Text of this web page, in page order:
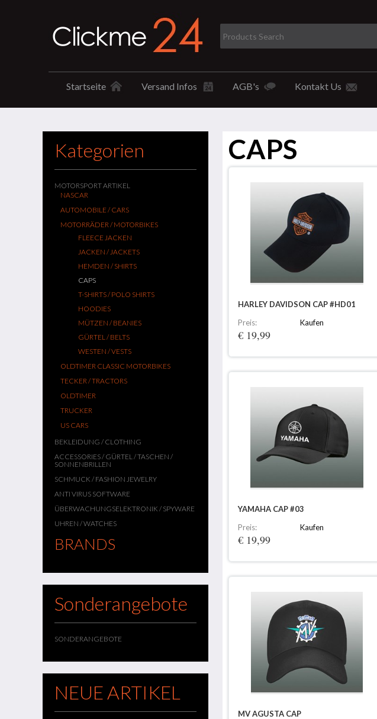
Startseite Versand Infos AGB's Kontakt Us
Kategorien
MOTORSPORT ARTIKEL
NASCAR
AUTOMOBILE / CARS
MOTORRÄDER / MOTORBIKES
FLEECE JACKEN
JACKEN / JACKETS
HEMDEN / SHIRTS
CAPS
T-SHIRTS / POLO SHIRTS
HOODIES
MÜTZEN / BEANIES
GÜRTEL / BELTS
WESTEN / VESTS
OLDTIMER CLASSIC MOTORBIKES
TECKER / TRACTORS
OLDTIMER
TRUCKER
US CARS
BEKLEIDUNG / CLOTHING
ACCESSORIES / GÜRTEL / TASCHEN /
SONNENBRILLEN
SCHMUCK / FASHION JEWELRY
ANTI VIRUS SOFTWARE
ÜBERWACHUNGSELEKTRONIK / SPYWARE
UHREN / WATCHES
BRANDS
Sonderangebote
SONDERANGEBOTE
NEUE ARTIKEL
CAPS
HARLEY DAVIDSON CAP #HD01
Preis:
€ 19,99
Kaufen
YAMAHA CAP #03
Preis:
€ 19,99
Kaufen
MV AGUSTA CAP